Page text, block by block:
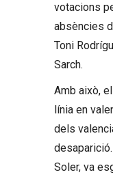
votacions
absències
Toni
Sarch.
Amb això,
línia en
dels
Soler, va